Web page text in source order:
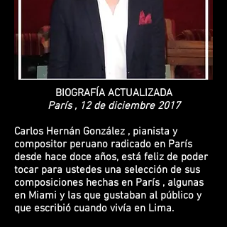
BIOGRAFÍA ACTUALIZADA
París , 12 de diciembre 2017
Carlos Hernán González , pianista y
compositor peruano radicado en París
desde hace doce años, está feliz de poder
tocar para ustedes una selección de sus
composiciones hechas en París , algunas
en Miami y las que gustaban al público y
que escribió cuando vivía en Lima.